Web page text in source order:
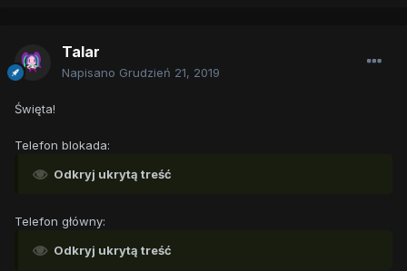
Talar
Napisano Grudzień 21, 2019
Święta!
Telefon blokada:
Odkryj ukrytą treść
Telefon główny:
Odkryj ukrytą treść